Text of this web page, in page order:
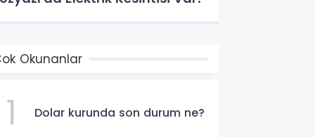
Okunanlar
1 Dolar kurunda son durum ne?